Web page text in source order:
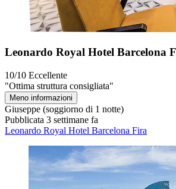
Leonardo Royal Hotel Barcelona
10/10 Eccellente
"Ottima struttura consigliata"
Meno informazioni
Giuseppe (soggiorno di 1 notte)
Pubblicata 3 settimane fa
Leonardo Royal Hotel Barcelona Fira